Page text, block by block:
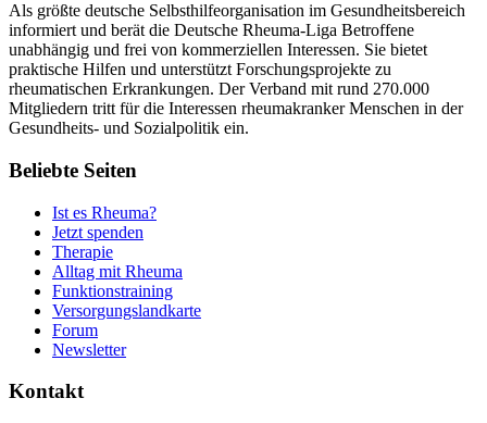
Als größte deutsche Selbsthilfeorganisation im Gesundheitsbereich
informiert und berät die Deutsche Rheuma-Liga Betroffene
unabhängig und frei von kommerziellen Interessen. Sie bietet
praktische Hilfen und unterstützt Forschungsprojekte zu
rheumatischen Erkrankungen. Der Verband mit rund 270.000
Mitgliedern tritt für die Interessen rheumakranker Menschen in der
Gesundheits- und Sozialpolitik ein.
Beliebte Seiten
Ist es Rheuma?
Jetzt spenden
Therapie
Alltag mit Rheuma
Funktionstraining
Versorgungslandkarte
Forum
Newsletter
Kontakt